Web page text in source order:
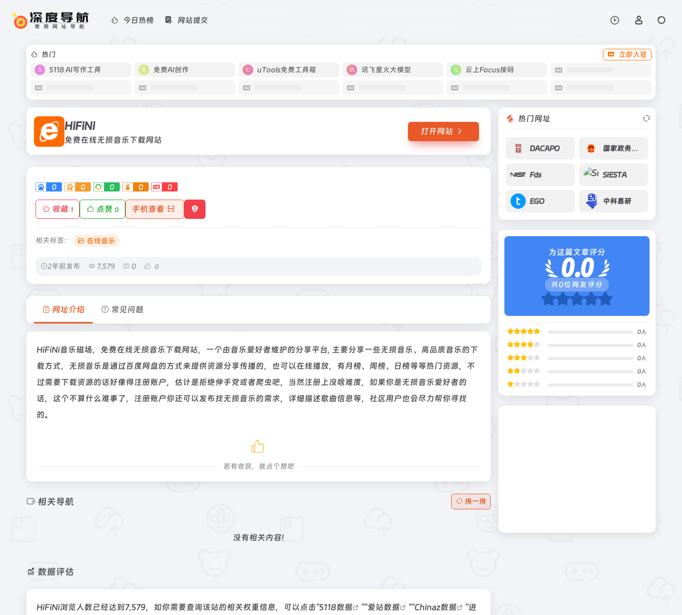
今日热榜 网站提交
热门
立即入驻
5118 AI写作工具
免费AI创作 uTools免费工具箱 讯飞星火大模型 云上Focus接码
HiFiNi
免费在线无损音乐下载网站
打开网站
0 0 0 0 0
收藏 1 点赞 0 手机查看
相关标签： 在线音乐
2年前发布 7,579 0 0
网址介绍 常见问题
HiFiNi音乐磁场，免费在线无损音乐下载网站，一个由音乐爱好者维护的分享平台, 主要分享一些无损音乐、高品质音乐的下
载方式，无损音乐是通过百度网盘的方式来提供资源分享传播的，也可以在线播放，有月榜、周榜、日榜等等热门资源，不
过需要下载资源的话好像得注册账户，估计是拒绝伸手党或者爬虫吧，当然注册上没啥难度，如果你是无损音乐爱好者的
话，这个不算什么难事了，注册账户你还可以发布找无损音乐的需求，详细描述歌曲信息等，社区用户也会尽力帮你寻找
的。
若有收获，就点个赞吧
相关导航 换一换
没有相关内容!
数据评估
HiFiNi浏览人数已经达到7,579，如你需要查询该站的相关权重信息，可以点击"5118数据 ""爱站数据 ""Chinaz数据
"进
热门网址
DACAPO 国家政务服务平台
Fds SIESTA
EGO 中科易研
为这篇文章评分
0.0
共0位网友评分
0人
0人
0人
0人
0人